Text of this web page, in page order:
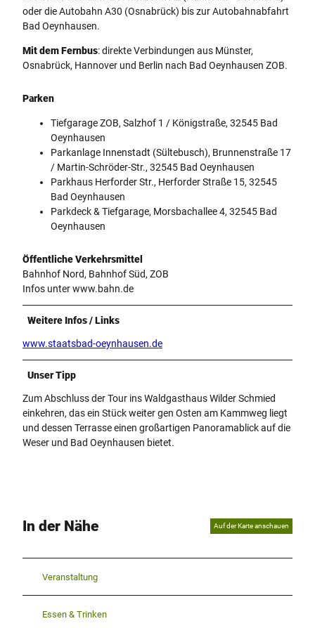
oder die Autobahn A30 (Osnabrück) bis zur Autobahnabfahrt
Bad Oeynhausen.
Mit dem Fernbus: direkte Verbindungen aus Münster,
Osnabrück, Hannover und Berlin nach Bad Oeynhausen ZOB.
Parken
Tiefgarage ZOB, Salzhof 1 / Königstraße, 32545 Bad
Oeynhausen
Parkanlage Innenstadt (Sültebusch), Brunnenstraße 17
/ Martin-Schröder-Str., 32545 Bad Oeynhausen
Parkhaus Herforder Str., Herforder Straße 15, 32545
Bad Oeynhausen
Parkdeck & Tiefgarage, Morsbachallee 4, 32545 Bad
Oeynhausen
Öffentliche Verkehrsmittel
Bahnhof Nord, Bahnhof Süd, ZOB
Infos unter www.bahn.de
Weitere Infos / Links
www.staatsbad-oeynhausen.de
Unser Tipp
Zum Abschluss der Tour ins Waldgasthaus Wilder Schmied
einkehren, das ein Stück weiter gen Osten am Kammweg liegt
und dessen Terrasse einen großartigen Panoramablick auf die
Weser und Bad Oeynhausen bietet.
In der Nähe Auf der Karte anschauen
Veranstaltung
Essen & Trinken